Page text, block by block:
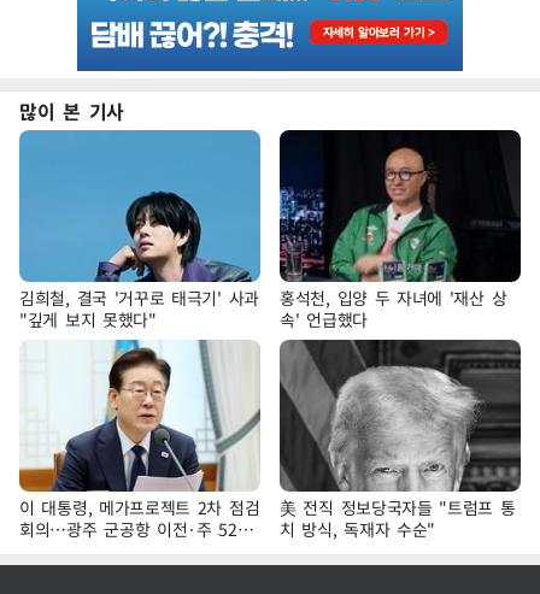
많이 본 기사
김희철, 결국 '거꾸로 태극기' 사과
"깊게 보지 못했다"
홍석천, 입양 두 자녀에 '재산 상
속' 언급했다
이 대통령, 메가프로젝트 2차 점검
회의…광주 군공항 이전·주 52시
간 예외 등 논의
美 전직 정보당국자들 "트럼프 통
치 방식, 독재자 수순"